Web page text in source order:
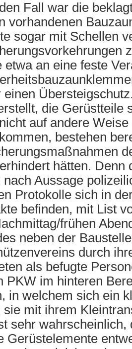
Fall war die
vorhandenen
sogar mit Schellen
etwa an eine feste
einen
die Gerüstteile
auf andere Weise
bestehen
hätten. Denn
nach Aussage
Protokolle sich in
befinden, mit List
frühen
neben der
durch
als befugte
PKW im hinteren
in welchem sich ein
sie mit ihrem
sehr wahrscheinlich,
Gerüstelemente